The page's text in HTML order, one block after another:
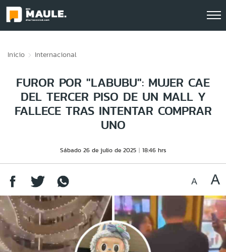
Inicio Internacional
FUROR POR "LABUBU": MUJER CAE
DEL TERCER PISO DE UN MALL Y
FALLECE TRAS INTENTAR COMPRAR
UNO
Sábado 26 de julio de 2025 18:46 hrs